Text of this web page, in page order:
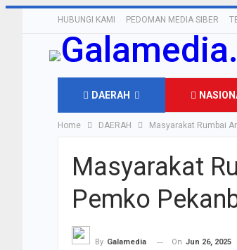
HUBUNGI KAMI PEDOMAN MEDIA SIBER
DAERAH
OLAHRAGA
Home DAERAH Masyarakat Rumbai
Masyarakat
Pemko
By Galamedia On Jun 26, 2025